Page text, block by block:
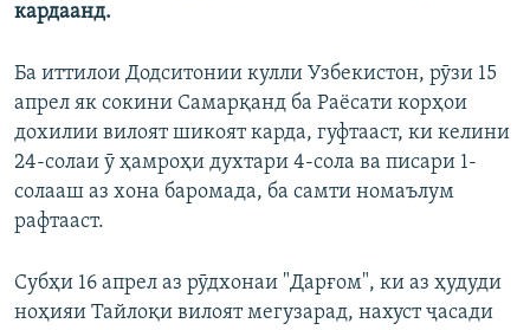
кардаанд.
Ба иттилои Додситонии кулли Узбекистон, рӯзи 15
апрел як сокини Самарқанд ба Раёсати корҳои
дохилии вилоят шикоят карда, гуфтааст, ки келини
24-солаи ӯ ҳамроҳи духтари 4-сола ва писари 1-
солааш аз хона баромада, ба самти номаълум
рафтааст.
Субҳи 16 апрел аз рӯдхонаи "Дарғом", ки аз ҳудуди
ноҳияи Тайлоқи вилоят мегузарад, нахуст ҷасади